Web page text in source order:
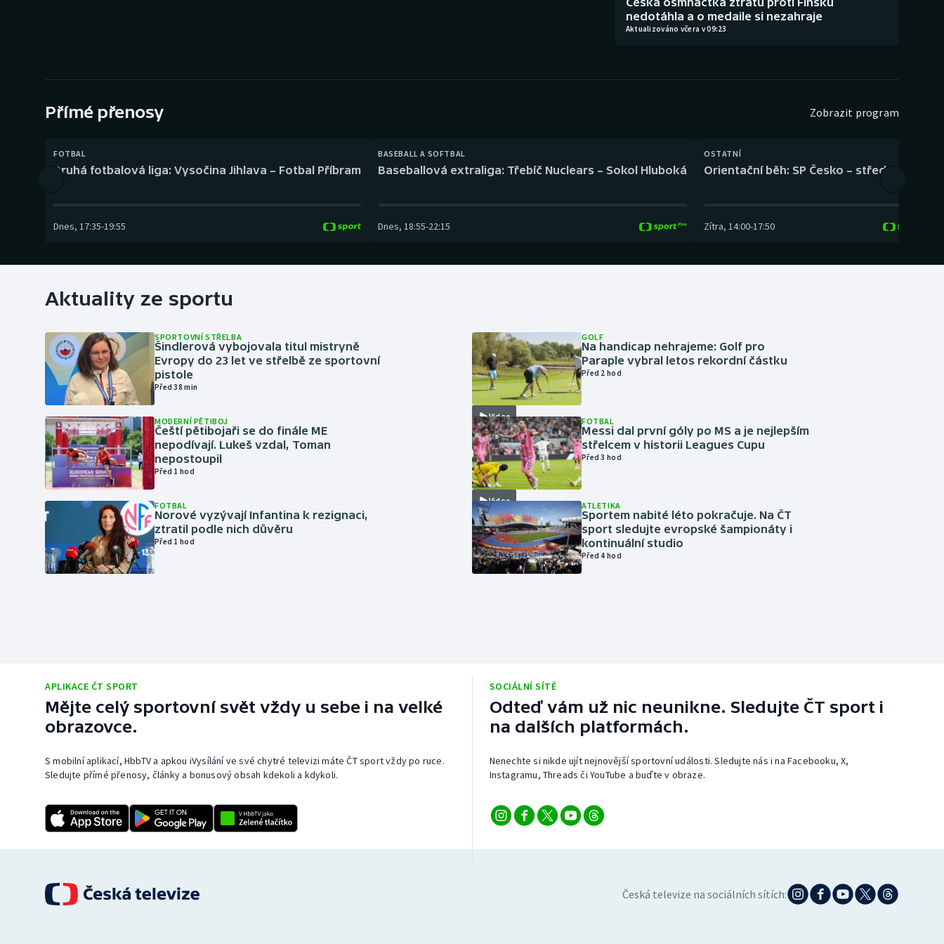
Gymnastika Plážový volejbal
nedotáhla a o medaile si nezahraje
Aktualizováno včera v 09:23
Přímé přenosy Zobrazit program
FOTBAL
Druhá fotbalová liga: Vysočina Jihlava – Fotbal Příbram
Dnes, 17:35-19:55
BASEBALL A SOFTBAL
Baseballová extraliga: Třebíč Nuclears – Sokol Hluboká
Dnes, 18:55-22:15
OSTATNÍ
Orientační běh: SP Česko – střední trať
Zítra, 14:00-17:50
Aktuality ze sportu
SPORTOVNÍ STŘELBA
Šindlerová vybojovala titul mistryně
Evropy do 23 let ve střelbě ze sportovní
pistole
Před 38 min
MODERNÍ PĚTIBOJ
Čeští pětibojaři se do finále ME
nepodívají. Lukeš vzdal, Toman
nepostoupil
Před 1 hod
FOTBAL
Norové vyzývají Infantina k rezignaci,
ztratil podle nich důvěru
Před 1 hod
Video
GOLF
Na handicap nehrajeme: Golf pro
Paraple vybral letos rekordní částku
Před 2 hod
Video
FOTBAL
Messi dal první góly po MS a je nejlepším
střelcem v historii Leagues Cupu
Před 3 hod
ATLETIKA
Sportem nabité léto pokračuje. Na ČT
sport sledujte evropské šampionáty i
kontinuální studio
Před 4 hod
APLIKACE ČT SPORT
Mějte celý sportovní svět vždy u sebe i na velké
obrazovce.
S mobilní aplikací, HbbTV a apkou iVysílání ve své chytré televizi máte ČT sport vždy po ruce.
Sledujte přímé přenosy, články a bonusový obsah kdekoli a kdykoli.
SOCIÁLNÍ SÍTĚ
Odteď vám už nic neunikne. Sledujte ČT sport i
na dalších platformách.
Nenechte si nikde ujít nejnovější sportovní události. Sledujte nás i na Facebooku, X,
Instagramu, Threads či YouTube a buďte v obraze.
Česká televize na sociálních sítích: